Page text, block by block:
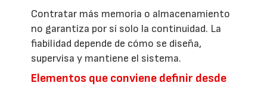
Contratar más memoria o almacenamiento
no garantiza por sí solo la continuidad. La
fiabilidad depende de cómo se diseña,
supervisa y mantiene el sistema.
Elementos que conviene definir desde